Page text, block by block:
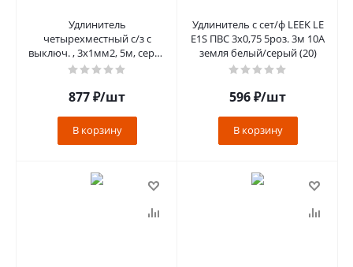
Удлинитель
четырехместный с/з с
выключ. , 3x1мм2, 5м, серия
Home, HM07-41-05
877₽/шт
В корзину
Удлинитель с сет/ф LEEK LE
E1S ПВС 3х0,75 5роз. 3м 10А
земля белый/серый (20)
596₽/шт
В корзину